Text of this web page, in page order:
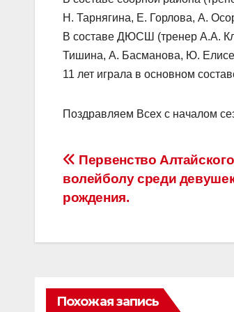
Н. Тарнягина, Е. Горлова, А.
В составе ДЮСШ (тренер А.А.
Тишина, А. Басманова, Ю.
11 лет играла в основном
Поздравляем Всех с началом
Навигация
по
Первенство
волейболу среди
рождения.
Похожая запись